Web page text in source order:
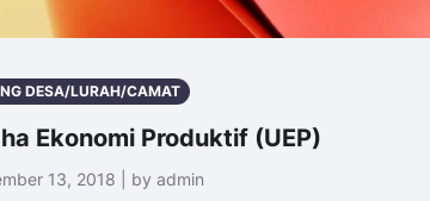
DESA/LURAH/CAMAT
Ekonomi Produktif (UEP)
13, 2018 | by admin